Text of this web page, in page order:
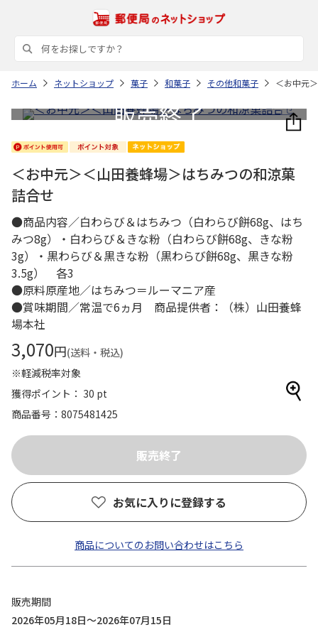
ホーム ネットショップ 菓子 和菓子 その他和菓子 ＜お中元
＜お中元＞＜山田養蜂場＞はちみつの和涼菓
詰合せ
●商品内容／白わらび＆はちみつ（白わらび餅68g、はち
みつ8g）・白わらび＆きな粉（白わらび餅68g、きな粉
3g）・黒わらび＆黒きな粉（黒わらび餅68g、黒きな粉
3.5g） 各3
●原料原産地／はちみつ＝ルーマニア産
●賞味期間／常温で6ヵ月 商品提供者：（株）山田養蜂
場本社
3,070円(送料・税込)
※軽減税率対象
獲得ポイント： 30 pt
商品番号
8075481425
お気に入りに登録する
商品についてのお問い合わせはこちら
販売期間
2026年05月18日～2026年07月15日